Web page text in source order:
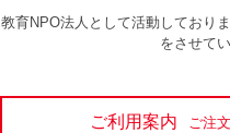
教育NPO法人として活動しており
をさせて
ご利用案内 ご注